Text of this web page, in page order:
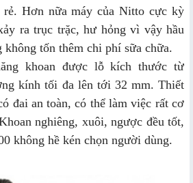
rẻ. Hơn nữa máy của Nitto cực kỳ
ra trục trặc, hư hỏng vì vậy hầu
không tốn thêm chi phí sữa chữa.
khoan được lỗ kích thước từ
kính tối đa lên tới 32 mm. Thiết
đai an toàn, có thể làm việc rất cơ
nghiêng, xuôi, ngược đều tốt,
không hề kén chọn người dùng.